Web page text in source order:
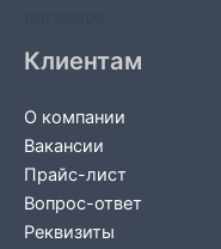
Клиентам
О компании
Вакансии
Прайс-лист
Вопрос-ответ
Реквизиты